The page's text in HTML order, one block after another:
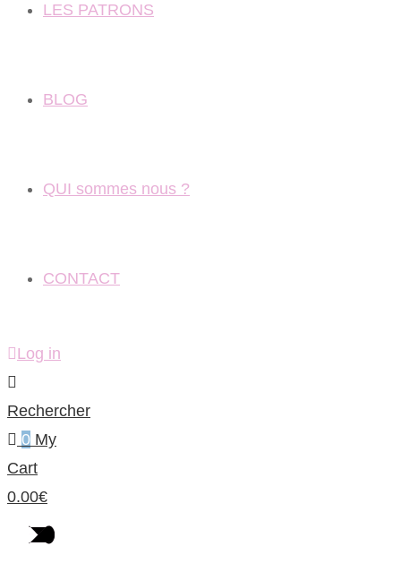
LES PATRONS
BLOG
QUI sommes nous ?
CONTACT
Log in
Rechercher
0 My
Cart
0.00€